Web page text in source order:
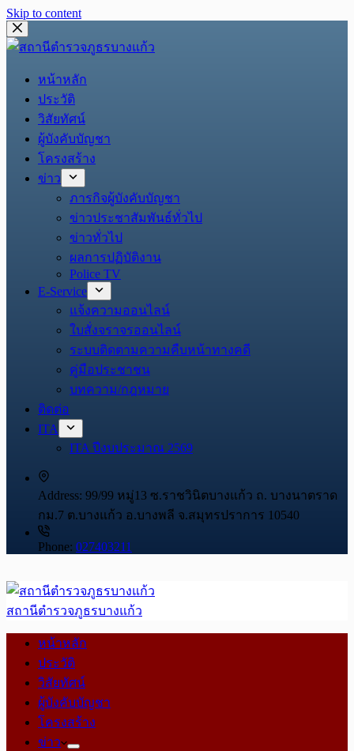
Skip to content
หน้าหลัก
ประวัติ
วิสัยทัศน์
ผู้บังคับบัญชา
โครงสร้าง
ข่าว
ภารกิจผู้บังคับบัญชา
ข่าวประชาสัมพันธ์ทั่วไป
ข่าวทั่วไป
ผลการปฏิบัติงาน
Police TV
E-Service
แจ้งความออนไลน์
ใบสั่งจราจรออนไลน์
ระบบติดตามความคืบหน้าทางคดี
คู่มือประชาชน
บทความ/กฎหมาย
ติดต่อ
ITA
ITA ปีงบประมาณ 2569
Address: 99/99 หมู่13 ซ.ราชวินิตบางแก้ว ถ. บางนาตราด
กม.7 ต.บางแก้ว อ.บางพลี จ.สมุทรปราการ 10540
Phone: 027403211
สถานีตำรวจภูธรบางแก้ว
หน้าหลัก
ประวัติ
วิสัยทัศน์
ผู้บังคับบัญชา
โครงสร้าง
ข่าว